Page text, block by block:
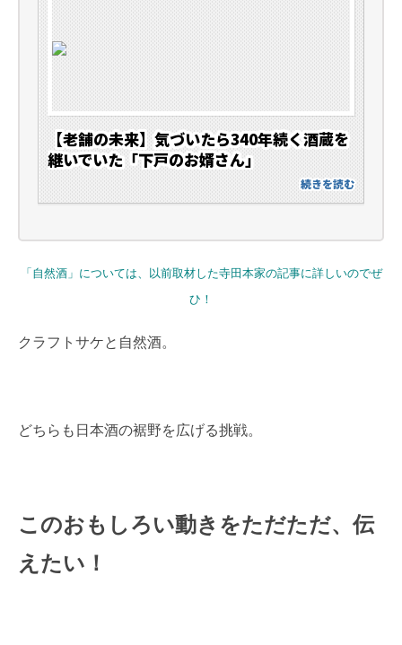
【老舗の未来】気づいたら340年続く酒蔵を
継いでいた「下戸のお婿さん」
続きを読む
「自然酒」については、以前取材した寺田本家の記事に詳しいのでぜ
ひ！
クラフトサケと自然酒。
どちらも日本酒の裾野を広げる挑戦。
このおもしろい動きをただただ、伝
えたい！